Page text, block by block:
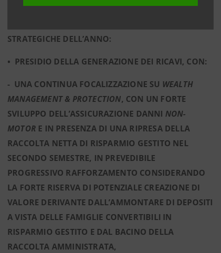
BUSINESS RESILIENTE E BEN DIVERSIFICATO,
STRATEGICHE DELL’ANNO:
• PRESIDIO DELLA GENERAZIONE DEI RICAVI, CON:
- UNA CONTINUA FOCALIZZAZIONE SU WEALTH
MANAGEMENT & PROTECTION, CON UN FORTE
SVILUPPO DELL’ASSICURAZIONE DANNI NON-
MOTOR E IN PRESENZA DI UNA RIPRESA DELLA
RACCOLTA NETTA DI RISPARMIO GESTITO NEL
SECONDO SEMESTRE, IN PREVEDIBILE
PROGRESSIVO RAFFORZAMENTO CONSIDERANDO
LA FORTE RISERVA DI POTENZIALE CREAZIONE DI
VALORE DERIVANTE DALL’AMMONTARE DI DEPOSITI
A VISTA DELLE FAMIGLIE CONVERTIBILI IN
RISPARMIO GESTITO E DAL BACINO DELLA
RACCOLTA AMMINISTRATA,